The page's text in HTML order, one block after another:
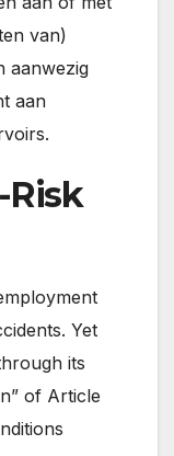
van)
aanwezig
aan
Risk
Yet
its
of Article